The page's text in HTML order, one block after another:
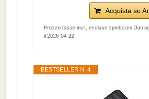
Acquista su
Prezzo tasse incl., escluse spedizioni Dati
il 2026-04-22
BESTSELLER N. 4